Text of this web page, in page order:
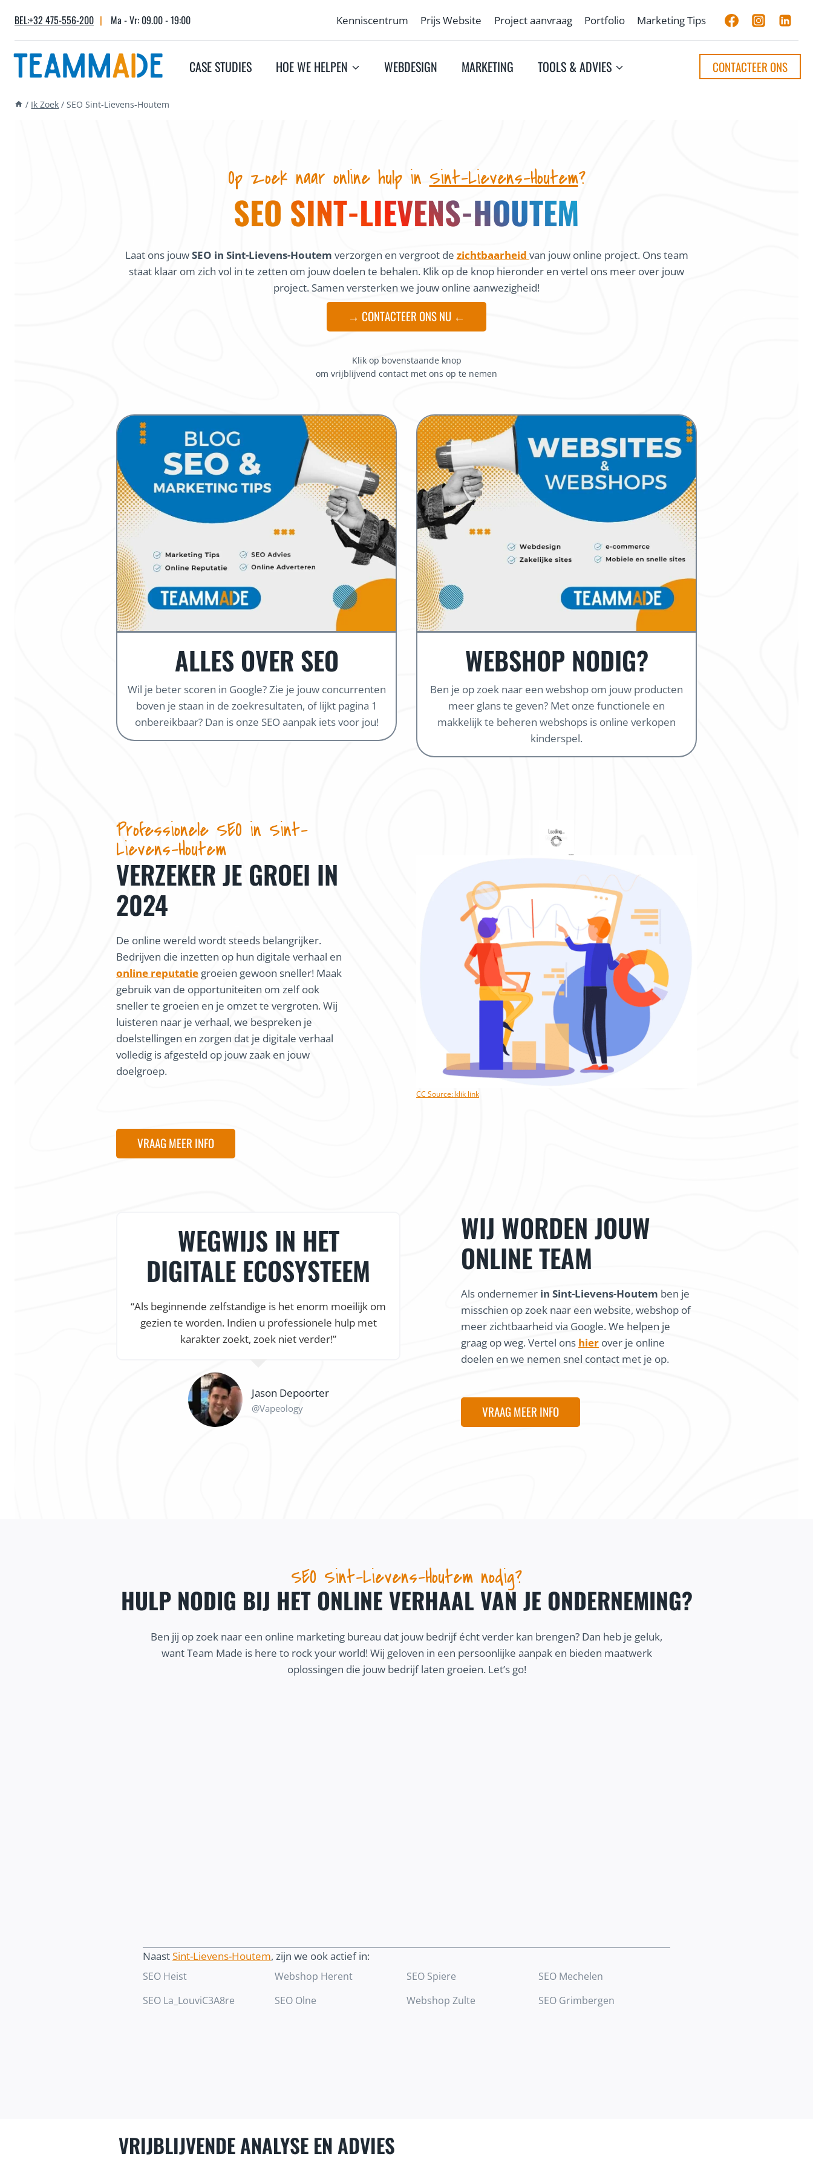
content
BEL:+32 475-556-200 | Ma - Vr: 09.00 - 19:00 Kenniscentrum Prijs Website Project aanvraag Portfolio Marketing Tips
CASE STUDIES HOE WE HELPEN WEBDESIGN MARKETING TOOLS & ADVIES CONTACTEER ONS
/ Ik Zoek / SEO Sint-Lievens-Houtem
Op zoek naar online hulp inSint-Lievens-Houtem?
SEO SINT-LIEVENS-HOUTEM
Laat ons jouwSEO in Sint-Lievens-Houtem verzorgen en vergroot de zichtbaarheid van jouw online project. Ons team
staat klaar om zich vol in te zetten om jouw doelen te behalen. Klik op de knop hieronder en vertel ons meer over jouw
project. Samen versterken we jouw online aanwezigheid!
→ CONTACTEER ONS NU ←
Klik op bovenstaande knop
om vrijblijvend contact met ons op te nemen
ALLES OVER SEO
Wil je beter scoren in Google? Zie je jouw concurrenten
boven je staan in de zoekresultaten, of lijkt pagina 1
onbereikbaar? Dan is onze SEO aanpak iets voor jou!
WEBSHOP NODIG?
Ben je op zoek naar een webshop om jouw producten
meer glans te geven? Met onze functionele en
makkelijk te beheren webshops is online verkopen
kinderspel.
Professionele SEO in Sint-
Lievens-Houtem
VERZEKER JE GROEI IN
2024
De online wereld wordt steeds belangrijker.
Bedrijven die inzetten op hun digitale verhaal en
online reputatie groeien gewoon sneller! Maak
gebruik van de opportuniteiten om zelf ook
sneller te groeien en je omzet te vergroten. Wij
luisteren naar je verhaal, we bespreken je
doelstellingen en zorgen dat je digitale verhaal
volledig is afgesteld op jouw zaak en jouw
doelgroep.
VRAAG MEER INFO
CC Source: klik link
WEGWIJS IN HET
DIGITALE ECOSYSTEEM
“Als beginnende zelfstandige is het enorm moeilijk om
gezien te worden. Indien u professionele hulp met
karakter zoekt, zoek niet verder!”
Jason Depoorter
@Vapeology
WIJ WORDEN JOUW
ONLINE TEAM
Als ondernemer in Sint-Lievens-Houtem ben je
misschien op zoek naar een website, webshop of
meer zichtbaarheid via Google. We helpen je
graag op weg. Vertel ons hier over je online
doelen en we nemen snel contact met je op.
VRAAG MEER INFO
SEO Sint-Lievens-Houtem nodig?
HULP NODIG BIJ HET ONLINE VERHAAL VAN JE ONDERNEMING?
Ben jij op zoek naar een online marketing bureau dat jouw bedrijf écht verder kan brengen? Dan heb je geluk,
want Team Made is here to rock your world! Wij geloven in een persoonlijke aanpak en bieden maatwerk
oplossingen die jouw bedrijf laten groeien. Let’s go!
NaastSint-Lievens-Houtem, zijn we ook actief in:
SEO Heist Webshop Herent SEO Spiere
SEO Mechelen
SEO La_LouviC3A8re
SEO Olne Webshop Zulte SEO Grimbergen
VRIJBLIJVENDE ANALYSE EN ADVIES